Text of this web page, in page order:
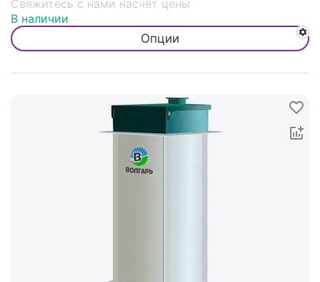
Свяжитесь с нами насчёт цены
Опции
В наличии